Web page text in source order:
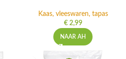
Kaas, vleeswaren, tapas
€2,99
NAAR AH